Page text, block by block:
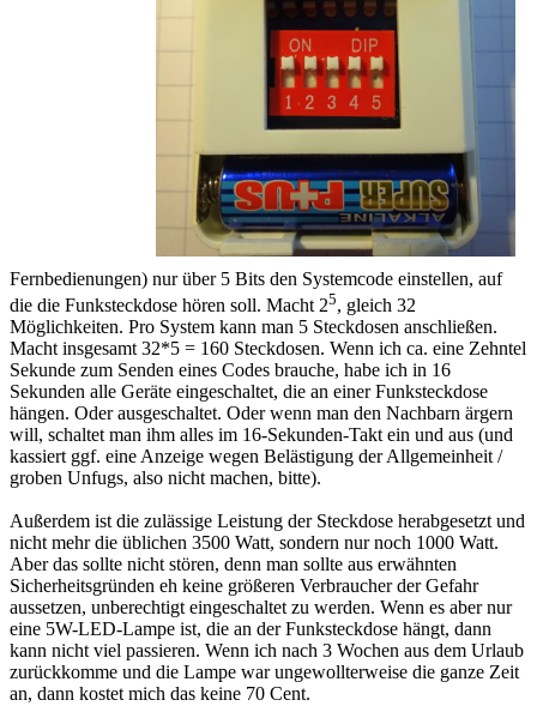
Fernbedienungen) nur über 5 Bits den Systemcode einstellen, auf
die die Funksteckdose hören soll. Macht 25, gleich 32
Möglichkeiten. Pro System kann man 5 Steckdosen anschließen.
Macht insgesamt 32*5 = 160 Steckdosen. Wenn ich ca. eine Zehntel
Sekunde zum Senden eines Codes brauche, habe ich in 16
Sekunden alle Geräte eingeschaltet, die an einer Funksteckdose
hängen. Oder ausgeschaltet. Oder wenn man den Nachbarn ärgern
will, schaltet man ihm alles im 16-Sekunden-Takt ein und aus (und
kassiert ggf. eine Anzeige wegen Belästigung der Allgemeinheit /
groben Unfugs, also nicht machen, bitte).
Außerdem ist die zulässige Leistung der Steckdose herabgesetzt und
nicht mehr die üblichen 3500 Watt, sondern nur noch 1000 Watt.
Aber das sollte nicht stören, denn man sollte aus erwähnten
Sicherheitsgründen eh keine größeren Verbraucher der Gefahr
aussetzen, unberechtigt eingeschaltet zu werden. Wenn es aber nur
eine 5W-LED-Lampe ist, die an der Funksteckdose hängt, dann
kann nicht viel passieren. Wenn ich nach 3 Wochen aus dem Urlaub
zurückkomme und die Lampe war ungewollterweise die ganze Zeit
an, dann kostet mich das keine 70 Cent.